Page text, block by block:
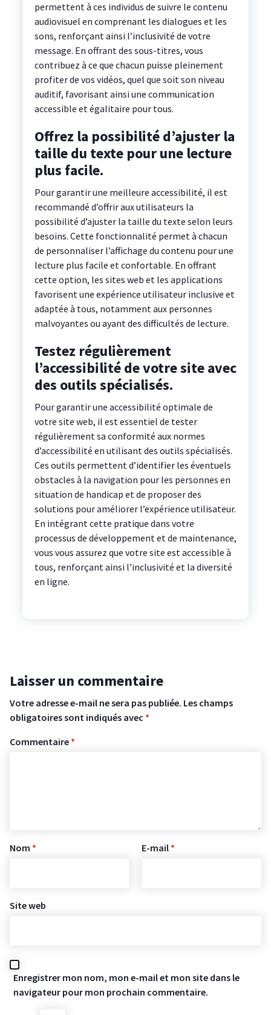
permettent à ces individus de suivre le contenu
audiovisuel en comprenant les dialogues et les
sons, renforçant ainsi l’inclusivité de votre
message. En offrant des sous-titres, vous
contribuez à ce que chacun puisse pleinement
profiter de vos vidéos, quel que soit son niveau
auditif, favorisant ainsi une communication
accessible et égalitaire pour tous.
Offrez la possibilité d’ajuster la
taille du texte pour une lecture
plus facile.
Pour garantir une meilleure accessibilité, il est
recommandé d’offrir aux utilisateurs la
possibilité d’ajuster la taille du texte selon leurs
besoins. Cette fonctionnalité permet à chacun
de personnaliser l’affichage du contenu pour une
lecture plus facile et confortable. En offrant
cette option, les sites web et les applications
favorisent une expérience utilisateur inclusive et
adaptée à tous, notamment aux personnes
malvoyantes ou ayant des difficultés de lecture.
Testez régulièrement
l’accessibilité de votre site avec
des outils spécialisés.
Pour garantir une accessibilité optimale de
votre site web, il est essentiel de tester
régulièrement sa conformité aux normes
d’accessibilité en utilisant des outils spécialisés.
Ces outils permettent d’identifier les éventuels
obstacles à la navigation pour les personnes en
situation de handicap et de proposer des
solutions pour améliorer l’expérience utilisateur.
En intégrant cette pratique dans votre
processus de développement et de maintenance,
vous vous assurez que votre site est accessible à
tous, renforçant ainsi l’inclusivité et la diversité
en ligne.
Laisser un commentaire
Votre adresse e-mail ne sera pas publiée. Les champs
obligatoires sont indiqués avec *
Commentaire *
Nom * E-mail *
Site web
Enregistrer mon nom, mon e-mail et mon site dans le
navigateur pour mon prochain commentaire.